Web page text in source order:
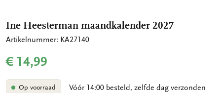
Ine Heesterman maandkalender 2027
Artikelnummer: KA27140
€ 14,99
Op voorraad Vóór 14:00 besteld, zelfde dag verzonden